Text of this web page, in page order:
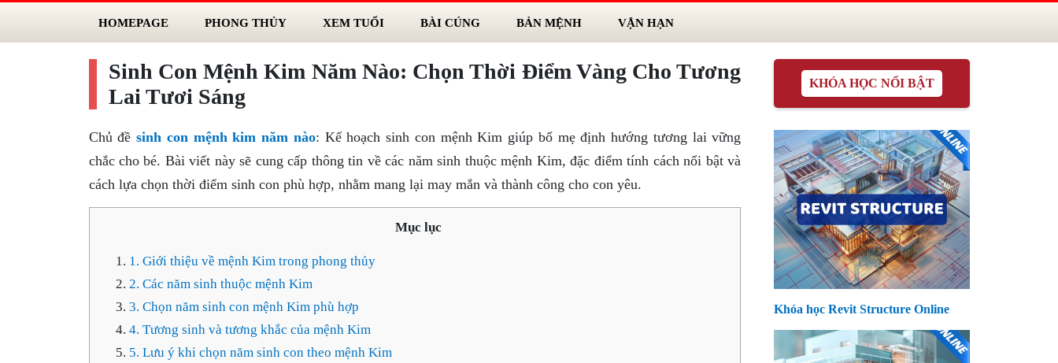
HOMEPAGE PHONG THỦY XEM TUỔI BÀI CÚNG BẢN MỆNH VẬN HẠN
Sinh Con Mệnh Kim Năm Nào: Chọn Thời Điểm Vàng Cho Tương
Lai Tươi Sáng
Chủ đề sinh con mệnh kim năm nào: Kế hoạch sinh con mệnh Kim giúp bố mẹ định hướng tương lai vững
chắc cho bé. Bài viết này sẽ cung cấp thông tin về các năm sinh thuộc mệnh Kim, đặc điểm tính cách nổi bật và
cách lựa chọn thời điểm sinh con phù hợp, nhằm mang lại may mắn và thành công cho con yêu.
Mục lục
1. Giới thiệu về mệnh Kim trong phong thủy
2. Các năm sinh thuộc mệnh Kim
3. Chọn năm sinh con mệnh Kim phù hợp
4. Tương sinh và tương khắc của mệnh Kim
5. Lưu ý khi chọn năm sinh con theo mệnh Kim
KHÓA HỌC NỔI BẬT
Khóa học Revit Structure Online